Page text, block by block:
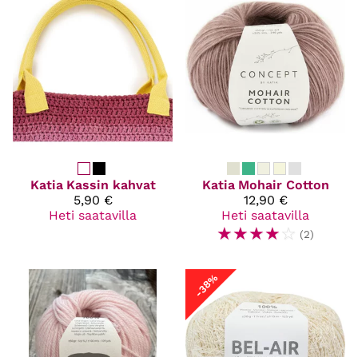
Katia Kassin kahvat
5,90 €
Heti saatavilla
Katia Mohair Cotton
12,90 €
Heti saatavilla
☆☆☆☆☆ (2)
-38%